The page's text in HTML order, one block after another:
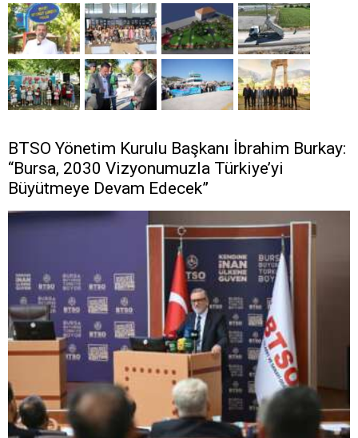
BTSO Yönetim Kurulu Başkanı İbrahim Burkay:
“Bursa, 2030 Vizyonumuzla Türkiye’yi
Büyütmeye Devam Edecek”